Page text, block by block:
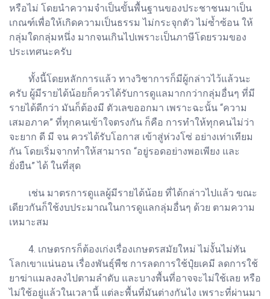
หรือไม่ โดยนำความจำเป็นขั้นพื้นฐานของประชาชนมาเป็น
เกณฑ์เพื่อให้เกิดความเป็นธรรม ไม่กระจุกตัว ไม่ซ้ำซ้อน ให้
กลุ่มใดกลุ่มหนึ่ง มากจนเกินไปเพราะเป็นภาษีโดยรวมของ
ประเทศนะครับ
ทั้งนี้โดยหลักการแล้ว ทางวิชาการก็มีผู้กล่าวไว้แล้วนะ
ครับ ผู้มีรายได้น้อยก็ควรได้รับการดูแลมากกว่ากลุ่มอื่นๆ ที่มี
รายได้ดีกว่า มันก็ต้องมี ตัวเลขออกมา เพราะฉะนั้น “ความ
เสมอภาค” ที่ทุกคนเข้าใจตรงกัน ก็คือ การทำให้ทุกคนไม่ว่า
จะยาก ดี มี จน ควรได้รับโอกาส เข้าสู่ห่วงโซ่ อย่างเท่าเทียม
กัน โดยเริ่มจากทำให้สามารถ “อยู่รอดอย่างพอเพียง และ
ยั่งยืน” ได้ ในที่สุด
เช่น มาตรการดูแลผู้มีรายได้น้อย ที่ได้กล่าวไปแล้ว ขณะ
เดียวกันก็ใช้งบประมาณในการดูแลกลุ่มอื่นๆ ด้วย ตามความ
เหมาะสม
4. เกษตรกรก็ต้องเก่งเรื่องเกษตรสมัยใหม่ ไม่งั้นไม่ทัน
โลกเขาแน่นอน เรื่องพันธุ์พืช การลดการใช้ปุ๋ยเคมี ลดการใช้
ยาฆ่าแมลงลงไปตามลำดับ และบางพื้นที่อาจจะไม่ใช้เลย หรือ
ไม่ใช้อยู่แล้วในเวลานี้ แต่ละพื้นที่มันต่างกันไง เพราะที่ผ่านมา